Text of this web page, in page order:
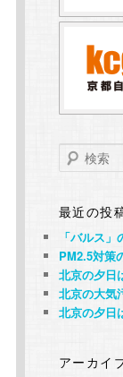
検
索
最近の投
「バルス」
PM2.5対策
北京の夕日
北京の大気
北京の夕日
アーカイ